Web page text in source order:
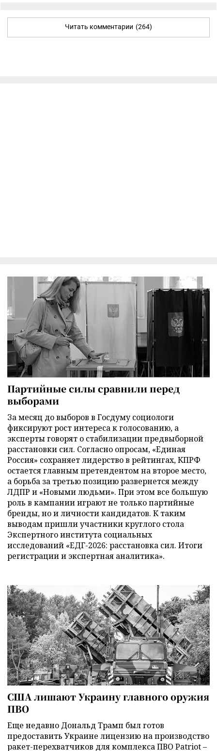
Читать комментарии (264)
Партийные силы сравнили перед
выборами
За месяц до выборов в Госдуму социологи
фиксируют рост интереса к голосованию, а
эксперты говорят о стабилизации предвыборной
расстановки сил. Согласно опросам, «Единая
Россия» сохраняет лидерство в рейтингах, КПРФ
остается главным претендентом на второе место,
а борьба за третью позицию развернется между
ЛДПР и «Новыми людьми». При этом все большую
роль в кампании играют не только партийные
бренды, но и личности кандидатов. К таким
выводам пришли участники круглого стола
Экспертного института социальных
исследований «ЕДГ-2026: расстановка сил. Итоги
регистрации и экспертная аналитика».
США лишают Украину главного оружия
ПВО
Еще недавно Дональд Трамп был готов
предоставить Украине лицензию на производство
ракет-перехватчиков для комплекса ПВО Patriot –